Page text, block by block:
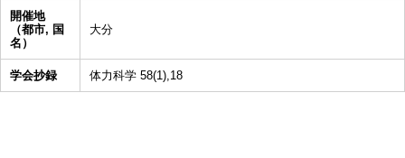
開催地
（都市, 国
名）
大分
学会抄録 体力科学 58(1),18